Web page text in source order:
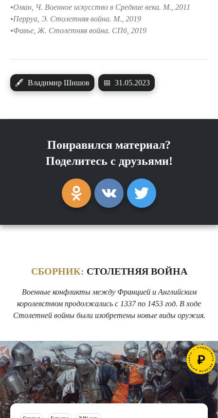
🖋 Владимир Шишов 📅 31.05.2023
Оман, Ч. Военное искусство в Средние века. М., 2011
Перруа, Э. Столетняя война. М., 2019
Фавье, Ж. Столетняя война. СПб, 2019
Понравился материал?
Поделитесь с друзьями!
СБОРНИК: СТОЛЕТНЯЯ ВОЙНА
Военные конфликты между Францией и Английским
королевством продолжались с 1337 по 1453 год. В ходе
Столетней войны были изобретены новые виды оружия.